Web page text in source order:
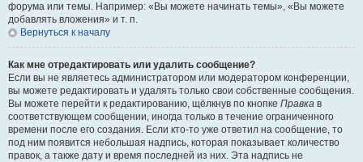
форума или темы. Например: «Вы можете начинать темы», «Вы можете
добавлять вложения» и т. п.
Вернуться к началу
Как мне отредактировать или удалить сообщение?
Если вы не являетесь администратором или модератором конференции,
вы можете редактировать и удалять только свои собственные сообщения.
Вы можете перейти к редактированию, щёлкнув по кнопке Правка в
соответствующем сообщении, иногда только в течение ограниченного
времени после его создания. Если кто-то уже ответил на сообщение, то
под ним появится небольшая надпись, которая показывает количество
правок, а также дату и время последней из них. Эта надпись не